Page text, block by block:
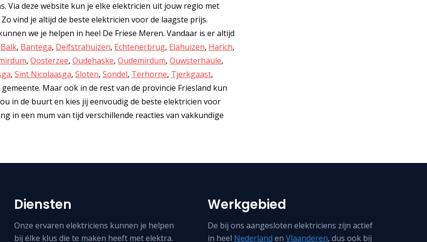
Via deze website kun je elke elektricien uit jouw regio met
vind je altijd de beste elektricien voor de laagste prijs.
we je helpen in heel De Friese Meren. Vandaar is er altijd
Balk, Bantega, Delfstrahuizen, Echtenerbrug, Elahuizen, Harich,
, Oosterzee, Oudehaske, Oudemirdum, Ouwsterhaule,
, Sint Nicolaasga, Sloten, Sondel, Terhorne, Tjerkgaast,
Maar ook in de rest van de provincie Friesland kun
in de buurt en kies jij eenvoudig de beste elektricien voor
in een mum van tijd verschillende reacties van vakkundige
Diensten
Onze ervaren elektriciens kunnen je helpen
bij élke klus die te maken heeft met elektra.
Werkgebied
De bij ons aangesloten elektriciens zijn actief
in heel Nederland enVlaanderen, dus ook bij